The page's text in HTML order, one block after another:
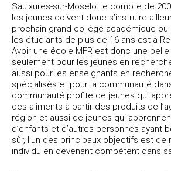
Saulxures-sur-Moselotte compte de
les jeunes doivent donc s’instruire
prochain grand collège académique
les étudiants de plus de 16 ans est à
Avoir une école MFR est donc une
seulement pour les jeunes en
aussi pour les enseignants en
spécialisés et pour la communauté
communauté profite de jeunes qui
des aliments à partir des produits de
région et aussi de jeunes qui
d’enfants et d’autres personnes ayant
sûr, l’un des principaux objectifs est
individu en devenant compétent dans